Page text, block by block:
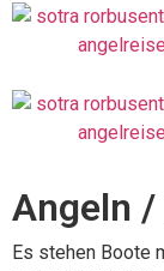
Angeln
Es stehen Boote